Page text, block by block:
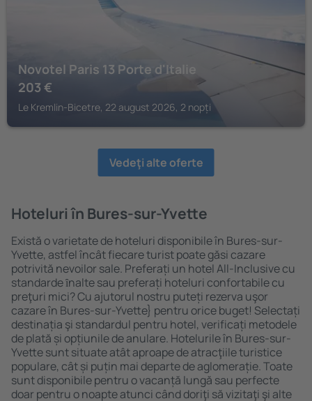
Novotel Paris 13 Porte d'Italie
203 €
Le Kremlin-Bicetre, 22 august 2026, 2 nopți
Vedeţi alte oferte
Hoteluri în Bures-sur-Yvette
Există o varietate de hoteluri disponibile în Bures-sur-
Yvette, astfel încât fiecare turist poate găsi cazare
potrivită nevoilor sale. Preferați un hotel All-Inclusive cu
standarde ȋnalte sau preferați hoteluri confortabile cu
preţuri mici? Cu ajutorul nostru puteți rezerva uşor
cazare în Bures-sur-Yvette} pentru orice buget! Selectați
destinația şi standardul pentru hotel, verificați metodele
de plată și opțiunile de anulare. Hotelurile în Bures-sur-
Yvette sunt situate atât aproape de atracţiile turistice
populare, cât și puțin mai departe de aglomerație. Toate
sunt disponibile pentru o vacanță lungă sau perfecte
doar pentru o noapte atunci când doriţi să vizitaţi şi alte